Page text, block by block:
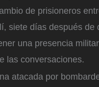
de prisioneros
siete días después de
una presencia
las conversaciones.
atacada por